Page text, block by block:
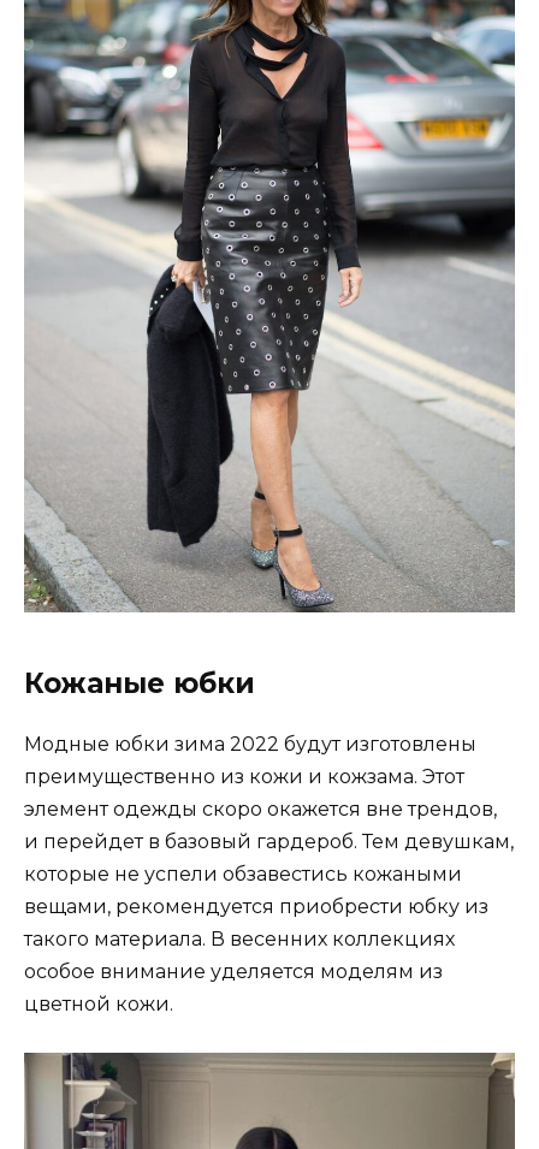
Кожаные юбки
Модные юбки зима 2022 будут изготовлены
преимущественно из кожи и кожзама. Этот
элемент одежды скоро окажется вне трендов,
и перейдет в базовый гардероб. Тем девушкам,
которые не успели обзавестись кожаными
вещами, рекомендуется приобрести юбку из
такого материала. В весенних коллекциях
особое внимание уделяется моделям из
цветной кожи.